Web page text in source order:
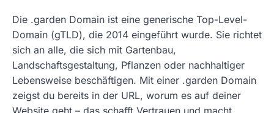
Die .garden Domain ist eine generische Top-Level-
Domain (gTLD), die 2014 eingeführt wurde. Sie richtet
sich an alle, die sich mit Gartenbau,
Landschaftsgestaltung, Pflanzen oder nachhaltiger
Lebensweise beschäftigen. Mit einer .garden Domain
zeigst du bereits in der URL, worum es auf deiner
Website geht – das schafft Vertrauen und macht